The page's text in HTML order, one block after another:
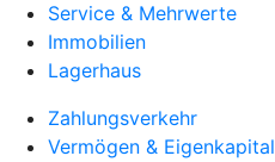
Service & Mehrwerte
Immobilien
Lagerhaus
Zahlungsverkehr
Vermögen & Eigenkapital